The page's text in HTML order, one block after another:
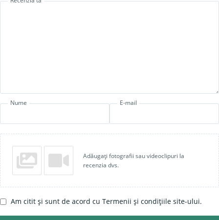
Nume E-mail
Adăugați fotografii sau videoclipuri la
recenzia dvs.
Am citit și sunt de acord cu Termenii și condițiile site-ului.